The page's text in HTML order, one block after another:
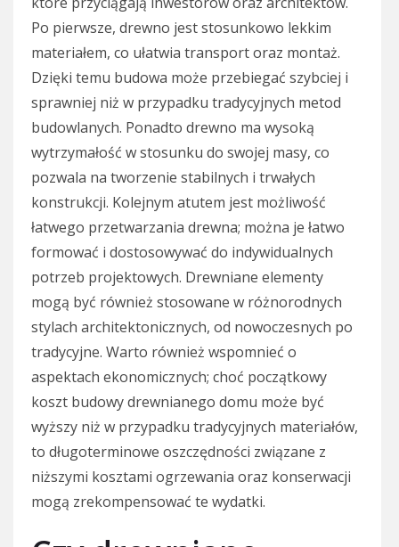
Po pierwsze, drewno jest stosunkowo lekkim
materiałem, co ułatwia transport oraz montaż.
Dzięki temu budowa może przebiegać szybciej i
sprawniej niż w przypadku tradycyjnych metod
budowlanych. Ponadto drewno ma wysoką
wytrzymałość w stosunku do swojej masy, co
pozwala na tworzenie stabilnych i trwałych
konstrukcji. Kolejnym atutem jest możliwość
łatwego przetwarzania drewna; można je łatwo
formować i dostosowywać do indywidualnych
potrzeb projektowych. Drewniane elementy
mogą być również stosowane w różnorodnych
stylach architektonicznych, od nowoczesnych po
tradycyjne. Warto również wspomnieć o
aspektach ekonomicznych; choć początkowy
koszt budowy drewnianego domu może być
wyższy niż w przypadku tradycyjnych materiałów,
to długoterminowe oszczędności związane z
niższymi kosztami ogrzewania oraz konserwacji
mogą zrekompensować te wydatki.